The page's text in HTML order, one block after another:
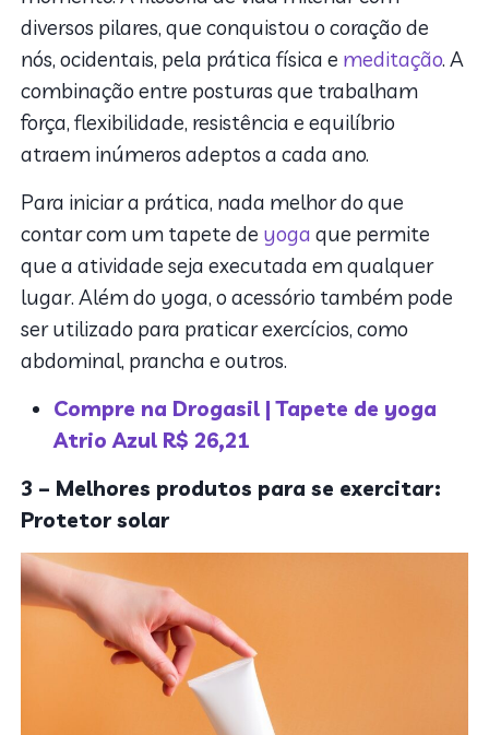
diversos pilares, que conquistou o coração de
nós, ocidentais, pela prática física e meditação. A
combinação entre posturas que trabalham
força, flexibilidade, resistência e equilíbrio
atraem inúmeros adeptos a cada ano.
Para iniciar a prática, nada melhor do que
contar com um tapete de yoga que permite
que a atividade seja executada em qualquer
lugar. Além do yoga, o acessório também pode
ser utilizado para praticar exercícios, como
abdominal, prancha e outros.
Compre na Drogasil | Tapete de yoga
Atrio Azul R$ 26,21
3 – Melhores produtos para se exercitar:
Protetor solar